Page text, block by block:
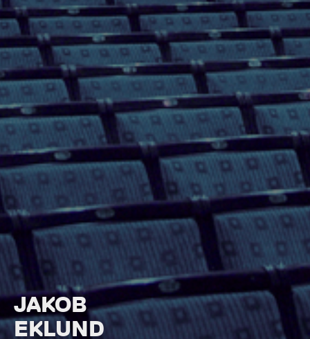
JAKOB
EKLUND